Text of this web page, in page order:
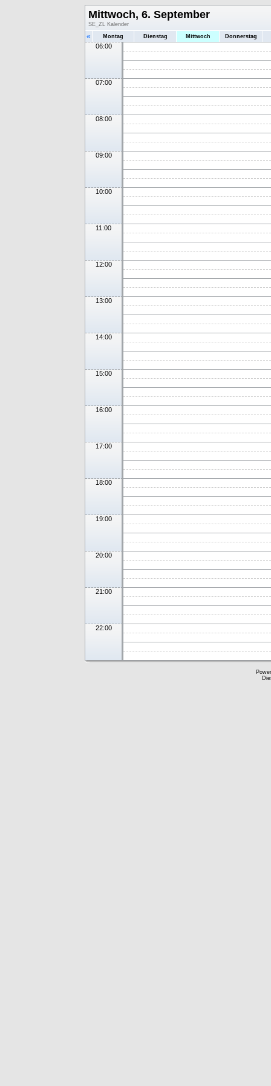
Mittwoch, 6. September
SE_ZL Kalender
« Montag Dienstag Mittwoch Donnerstag
06:00
07:00
08:00
09:00
10:00
11:00
12:00
13:00
14:00
15:00
16:00
17:00
18:00
19:00
20:00
21:00
22:00